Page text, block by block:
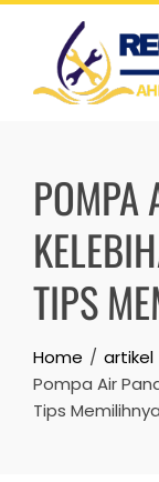
Skip
content
POMPA
TIPS
Home
artikel
Pompa Air
Tips Memilihnya